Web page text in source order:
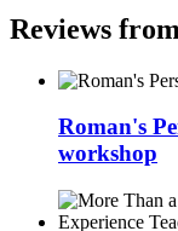
Reviews
Roman's
workshop